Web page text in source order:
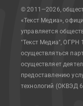
© 2011—2026,
«Текст Медиа»,
управляется
"Текст Медиа",
осуществляться
осуществляет
предоставлению
технологий (ОКВЭД